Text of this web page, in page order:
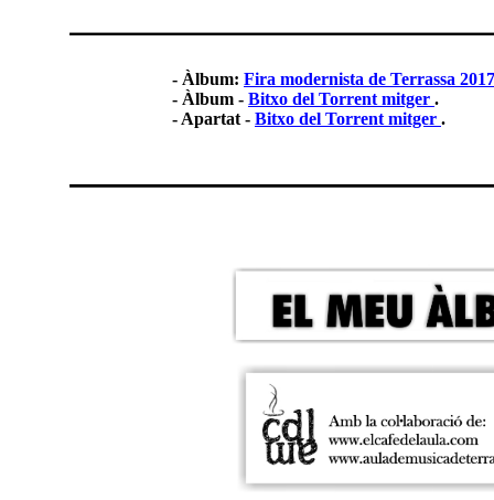
- Àlbum: Fira modernista de Terrassa
- Àlbum - Bitxo del Torrent mitger .
- Apartat - Bitxo del Torrent mitger .